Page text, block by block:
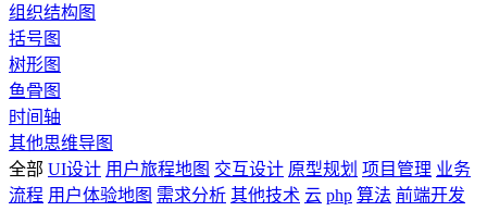
组织结构图
括号图
树形图
鱼骨图
时间轴
其他思维导图
全部 UI设计 用户旅程地图 交互设计 原型规划 项目管理 业务
流程 用户体验地图 需求分析 其他技术 云 php 算法 前端开发